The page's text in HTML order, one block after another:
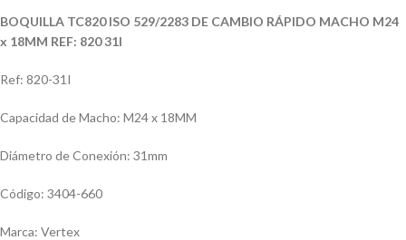
BOQUILLA TC820 ISO 529/2283 DE CAMBIO RÁPIDO MACHO M24
x 18MM REF: 820 31I
Ref: 820-31I
Capacidad de Macho: M24 x 18MM
Diámetro de Conexión: 31mm
Código: 3404-660
Marca: Vertex